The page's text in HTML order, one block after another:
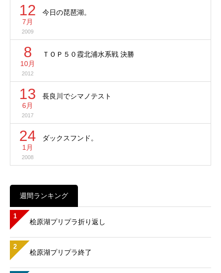
12
7月
2009
今日の琵琶湖。
8
10月
2012
ＴＯＰ５０霞北浦水系戦 決勝
13
6月
2017
長良川でシマノテスト
24
1月
2008
ダックスフンド。
週間ランキング
1
桧原湖プリプラ折り返し
2
桧原湖プリプラ終了